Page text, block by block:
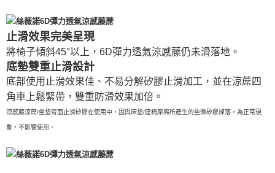
止滑效果完美呈現
將椅子傾斜45°以上，6D彈力透氣涼感藤仍未滑落地。
底墊雙重止滑設計
底部使用止滑效果佳、不易分解矽膠止滑加工，並在涼蓆四
角車上鬆緊帶，雙重防滑效果加倍。
涼感藤涼蓆/坐墊背面止滑矽膠在使用中，因與床墊/座椅摩擦所產生的些微矽膠掉落，為正常現
象，不影響使用。